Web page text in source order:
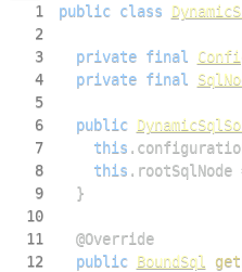
1 public class
2
3
private final
4
private final
5
6
public
7
this .
8
this . rootSqlNode
9
}
10
11
@Override
12
public BoundSql